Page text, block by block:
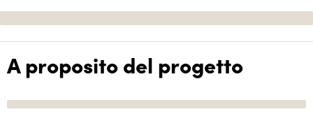
A proposito del progetto